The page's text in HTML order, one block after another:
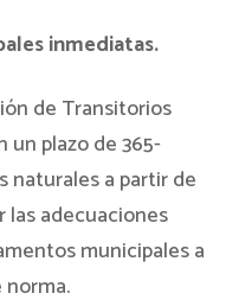
inmediatas.
de Transitorios
un plazo de 365-
naturales a partir de
las adecuaciones
municipales a